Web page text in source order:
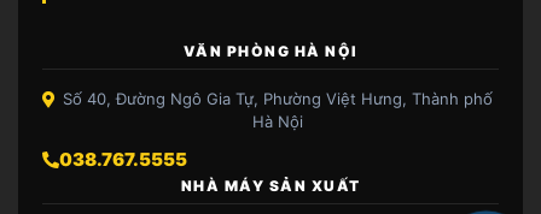
VĂN PHÒNG HÀ NỘI
Số 40, Đường Ngô Gia Tự, Phường Việt Hưng, Thành phố
Hà Nội
038.767.5555
NHÀ MÁY SẢN XUẤT